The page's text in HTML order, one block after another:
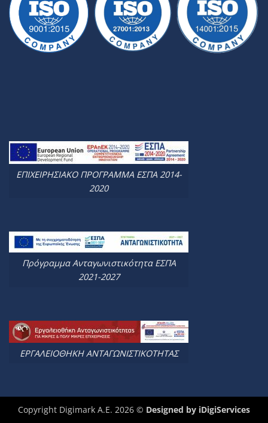
ΕΠΙΧΕΙΡΗΣΙΑΚΟ ΠΡΟΓΡΑΜΜΑ ΕΣΠΑ 2014-
2020
Πρόγραμμα Ανταγωνιστικότητα ΕΣΠΑ
2021-2027
ΕΡΓΑΛΕΙΟΘΗΚΗ ΑΝΤΑΓΩΝΙΣΤΙΚΟΤΗΤΑΣ
Copyright Digimark A.E. 2026 © Designed by iDigiServices